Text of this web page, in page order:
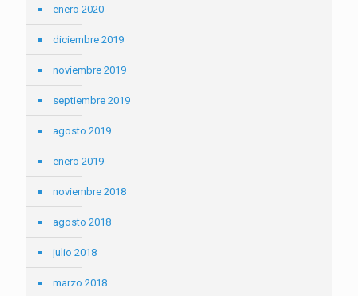
enero 2020
diciembre 2019
noviembre 2019
septiembre 2019
agosto 2019
enero 2019
noviembre 2018
agosto 2018
julio 2018
marzo 2018